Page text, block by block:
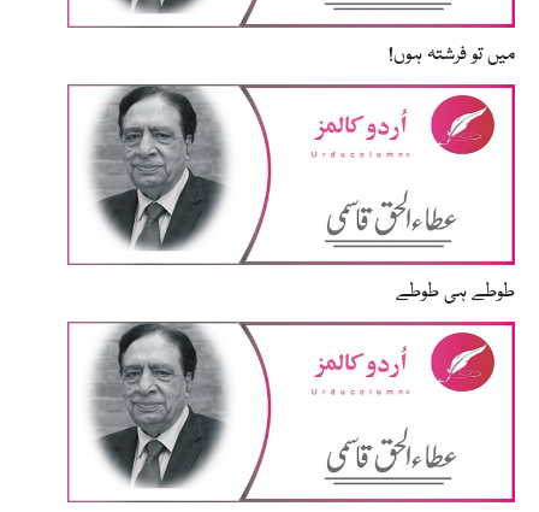
میں تو فرشتہ ہوں!
طوطے ہی طوطے